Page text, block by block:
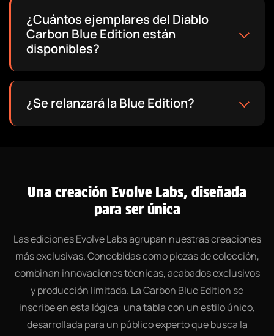
¿Cuántos ejemplares del Diablo
Carbon Blue Edition están
disponibles?
¿Se relanzará la Blue Edition?
Una creación Evolve Labs, diseñada
para ser única
Las ediciones Evolve Labs agrupan nuestras creaciones
más exclusivas. Concebidas como piezas de colección,
combinan innovaciones técnicas, acabados exclusivos
y producción limitada. La Carbon Blue Edition se
inscribe en esta lógica: una tabla con un estilo único,
desarrollada para un público experto que busca la